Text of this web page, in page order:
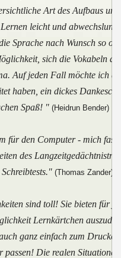
Art des Aufbaus
leicht und
Sprache nach Wunsch so oft
sich die Vokabeln auf
Auf jeden Fall möchte ich
haben, ein dickes
Spaß! "(Heidrun Bender)
für den Computer - mich
des
(Thomas Zander)
sind toll! Sie bieten für
Lernkärtchen
ganz einfach zum
Die realen Situationen